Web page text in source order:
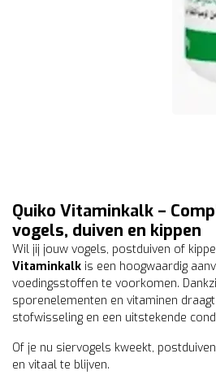
Quiko Vitaminkalk –
vogels, duiven en kippen
Wil jij jouw vogels, postduiven of
Vitaminkalk is een hoogwaardig
voedingsstoffen te voorkomen.
sporenelementen en vitaminen
stofwisseling en een uitstekende
Of je nu siervogels kweekt,
en vitaal te blijven.